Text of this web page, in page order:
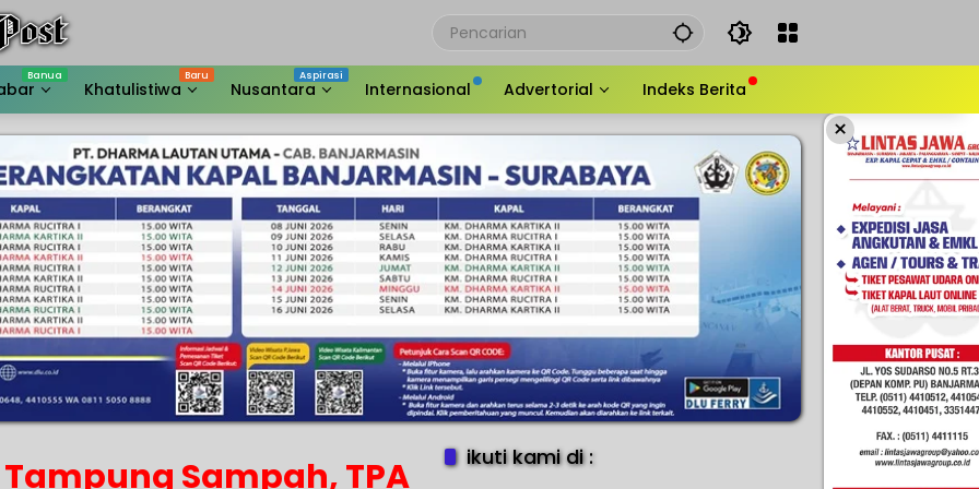
Khatulistiwa Nusantara Internasional Advertorial Indeks Berita
×
Sampah, TPA
ikuti kami di :